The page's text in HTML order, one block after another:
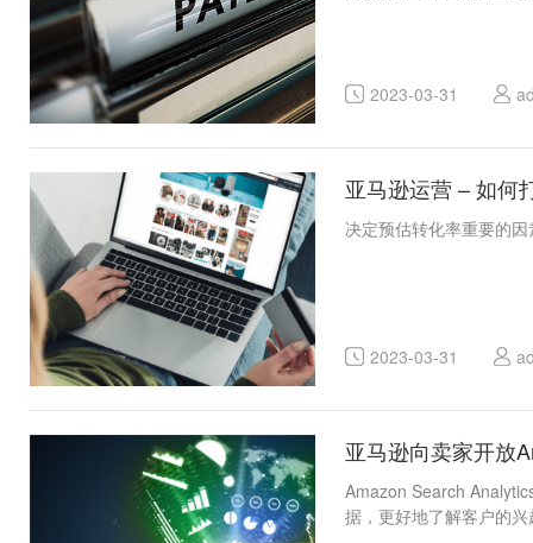
2023-03-31
亚马逊运营 – 如何
决定预估转化率重要的
2023-03-31
亚马逊向卖家开放
Amazon Search
据，更好地了解客户的